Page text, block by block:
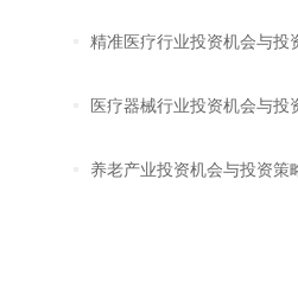
精准医疗行业投资机会与投
医疗器械行业投资机会与投
养老产业投资机会与投资策